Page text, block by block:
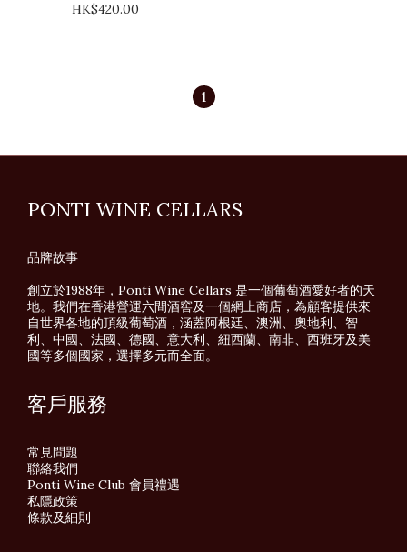
HK$420.00
1
PONTI WINE CELLARS
品牌故事
創立於1988年，Ponti Wine Cellars 是一個葡萄酒愛好者的天
地。我們在香港營運六間酒窖及一個網上商店，為顧客提供來
自世界各地的頂級葡萄酒，涵蓋阿根廷、澳洲、奧地利、智
利、中國、法國、德國、意大利、紐西蘭、南非、西班牙及美
國等多個國家，選擇多元而全面。
客戶服務
常見問題
聯絡我們
Ponti Wine Club 會員禮遇
私隱政策
條款及細則